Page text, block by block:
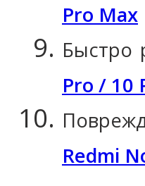
Pro Max
Быстро
Pro / 10
Redmi